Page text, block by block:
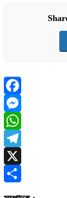
Facebook
Messenger
WhatsApp
Telegram
X